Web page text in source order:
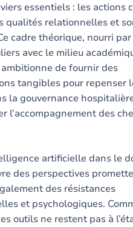
essentiels : les actions
qualités relationnelles et
cadre théorique, nourri
avec le milieu
ambitionne de fournir des
tangibles pour repenser
la gouvernance
l’accompagnement des
artificielle dans le
des perspectives
des résistances
et psychologiques.
outils ne restent pas à